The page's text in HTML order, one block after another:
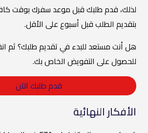
لذلك، قدم طلبك قبل موعد سفرك بوقت
بتقديم الطلب قبل أسبوع على الأقل.
هل أنت مستعد للبدء في تقديم طلبك؟ ثم
للحصول على التفويض الخاص بك.
قدم طلبك الآن
الأفكار النهائية